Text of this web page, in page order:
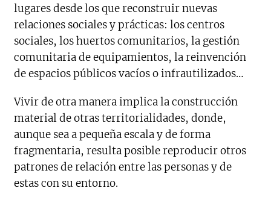
lugares desde los que reconstruir nuevas
relaciones sociales y prácticas: los centros
sociales, los huertos comunitarios, la gestión
comunitaria de equipamientos, la reinvención
de espacios públicos vacíos o infrautilizados…
Vivir de otra manera implica la construcción
material de otras territorialidades, donde,
aunque sea a pequeña escala y de forma
fragmentaria, resulta posible reproducir otros
patrones de relación entre las personas y de
estas con su entorno.